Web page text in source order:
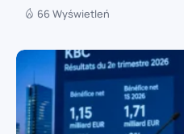
66 Wyświetleń